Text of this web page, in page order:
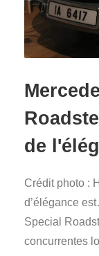
de
Crédit photo :
d’élégance
Special
concurrentes